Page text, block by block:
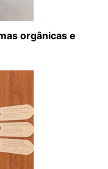
orgânicas e